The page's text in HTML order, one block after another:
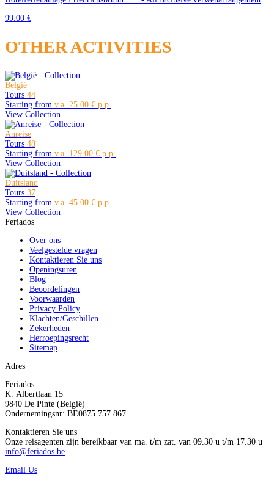
99.00 €
OTHER ACTIVITIES
België
Tours 44
Starting from
25.00 €
View Collection
Anreise
Tours 48
Starting from
129.00 €
View Collection
Duitsland
Tours 37
Starting from
45.00 €
View Collection
Feriados
Over ons
Veelgestelde vragen
Kontaktieren Sie uns
Openingsuren
Blog
Beoordelingen
Voorwaarden
Privacy Policy
Klachten/Geschillen
Zekerheden
Herroepingsrecht
Sitemap
Adres
Feriados
K. Albertlaan 15
9840 De Pinte (België)
Ondernemingsnr: BE0875.757.867
Kontaktieren Sie uns
Onze reisagenten zijn bereikbaar van ma. t/m zat. van 09.30 u t/m 17.30 u
info@feriados.be
Email Us